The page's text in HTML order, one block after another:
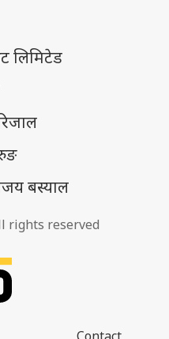
लिमिटेड
बस्याल
rights reserved